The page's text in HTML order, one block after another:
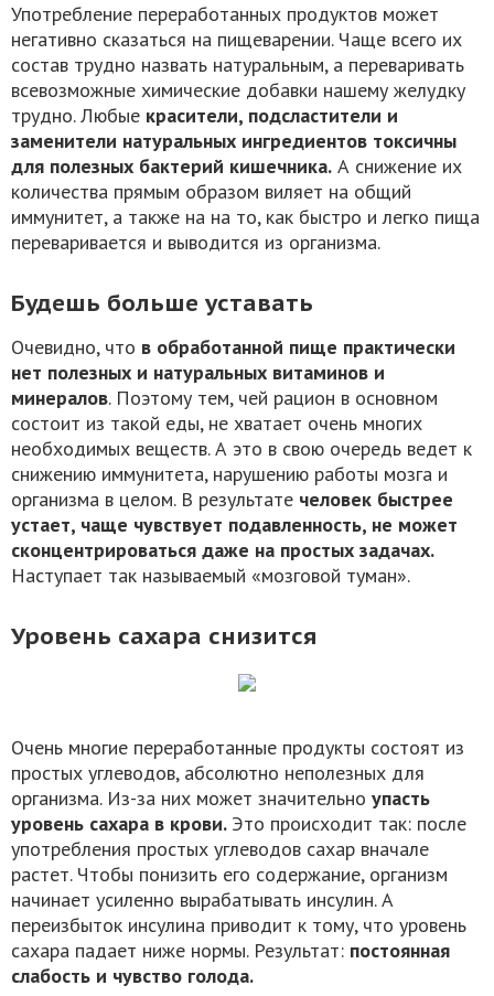
Употребление переработанных продуктов может
негативно сказаться на пищеварении. Чаще всего их
состав трудно назвать натуральным, а переваривать
всевозможные химические добавки нашему желудку
трудно. Любые красители, подсластители и
заменители натуральных ингредиентов токсичны
для полезных бактерий кишечника. А снижение их
количества прямым образом виляет на общий
иммунитет, а также на на то, как быстро и легко пища
переваривается и выводится из организма.
Будешь больше уставать
Очевидно, что в обработанной пище практически
нет полезных и натуральных витаминов и
минералов. Поэтому тем, чей рацион в основном
состоит из такой еды, не хватает очень многих
необходимых веществ. А это в свою очередь ведет к
снижению иммунитета, нарушению работы мозга и
организма в целом. В результате человек быстрее
устает, чаще чувствует подавленность, не может
сконцентрироваться даже на простых задачах.
Наступает так называемый «мозговой туман».
Уровень сахара снизится
Очень многие переработанные продукты состоят из
простых углеводов, абсолютно неполезных для
организма. Из-за них может значительно упасть
уровень сахара в крови. Это происходит так: после
употребления простых углеводов сахар вначале
растет. Чтобы понизить его содержание, организм
начинает усиленно вырабатывать инсулин. А
переизбыток инсулина приводит к тому, что уровень
сахара падает ниже нормы. Результат: постоянная
слабость и чувство голода.